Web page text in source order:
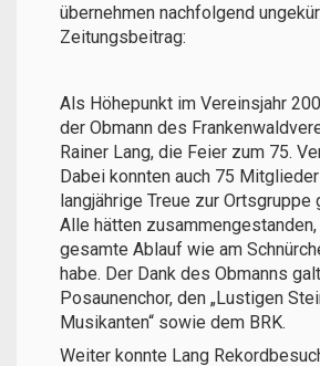
übernehmen nachfolgend
Zeitungsbeitrag:
Als Höhepunkt im Vereinsjahr
der Obmann des
Rainer Lang, die Feier zum 75.
Dabei konnten auch 75
langjährige Treue zur Ortsgruppe
Alle hätten
gesamte Ablauf wie am
habe. Der Dank des Obmanns
Posaunenchor, den „Lustigen
Musikanten“ sowie dem BRK.
Weiter konnte Lang